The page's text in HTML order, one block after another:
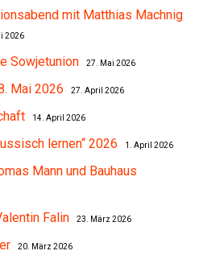
mit Matthias Machnig
2026
Sowjetunion 27. Mai 2026
Mai 2026 27. April 2026
14. April 2026
lernen“ 2026 1. April 2026
Mann und Bauhaus
Falin 23. März 2026
20. März 2026